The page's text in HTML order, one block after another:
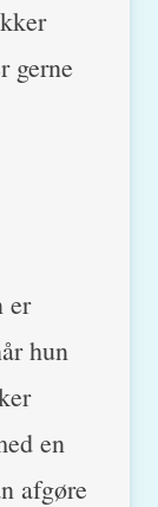
gerne
er
hun
en
afgøre